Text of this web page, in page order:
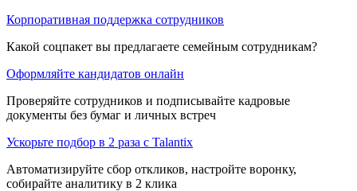
Корпоративная поддержка сотрудников
Какой соцпакет вы предлагаете семейным сотрудникам?
Оформляйте кандидатов онлайн
Проверяйте сотрудников и подписывайте кадровые
документы без бумаг и личных встреч
Ускорьте подбор в 2 раза с Talantix
Автоматизируйте сбор откликов, настройте воронку,
собирайте аналитику в 2 клика